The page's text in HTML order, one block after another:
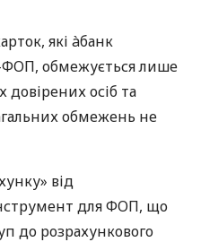
які àбанк
ФОП, обмежується лише
осіб та
обмежень не
від
для ФОП, що
до розрахункового